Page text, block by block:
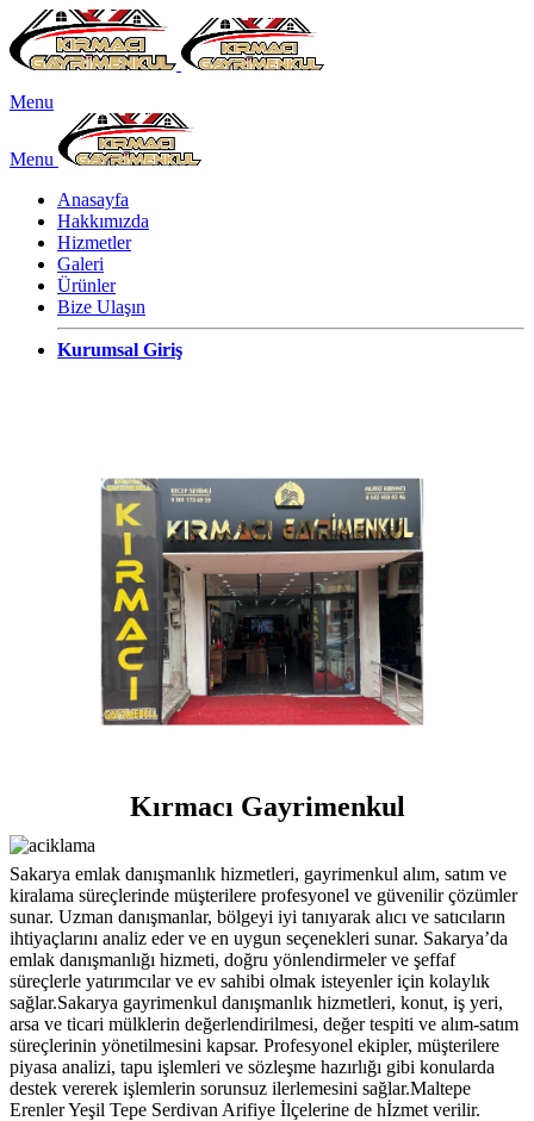
Menu
Menu
Anasayfa
Hakkımızda
Hizmetler
Galeri
Ürünler
Bize Ulaşın
Kurumsal Giriş
Kırmacı Gayrimenkul
Sakarya emlak danışmanlık hizmetleri, gayrimenkul alım, satım ve
kiralama süreçlerinde müşterilere profesyonel ve güvenilir çözümler
sunar. Uzman danışmanlar, bölgeyi iyi tanıyarak alıcı ve satıcıların
ihtiyaçlarını analiz eder ve en uygun seçenekleri sunar. Sakarya’da
emlak danışmanlığı hizmeti, doğru yönlendirmeler ve şeffaf
süreçlerle yatırımcılar ve ev sahibi olmak isteyenler için kolaylık
sağlar.Sakarya gayrimenkul danışmanlık hizmetleri, konut, iş yeri,
arsa ve ticari mülklerin değerlendirilmesi, değer tespiti ve alım-satım
süreçlerinin yönetilmesini kapsar. Profesyonel ekipler, müşterilere
piyasa analizi, tapu işlemleri ve sözleşme hazırlığı gibi konularda
destek vererek işlemlerin sorunsuz ilerlemesini sağlar.Maltepe
Erenler Yeşil Tepe Serdivan Arifiye İlçelerine de hİzmet verilir.